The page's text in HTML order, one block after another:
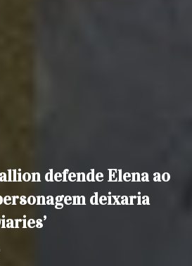
defende Elena ao
deixaria